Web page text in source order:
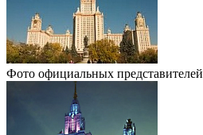
Фото официальных представителей